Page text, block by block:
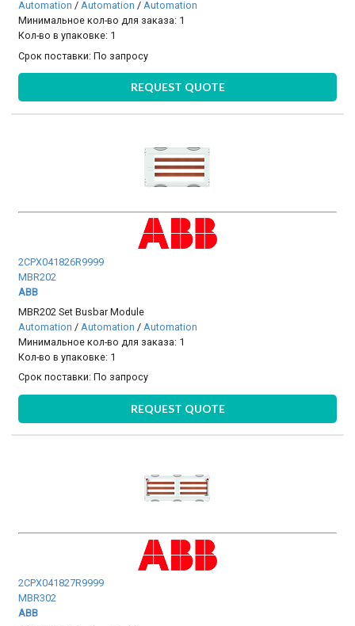
Automation /Automation /Automation
Минимальное кол-во для заказа: 1
Кол-во в упаковке: 1
Срок поставки:По запросу
REQUEST QUOTE
2CPX041826R9999
MBR202
ABB
MBR202 Set Busbar Module
Automation / Automation / Automation
Минимальное кол-во для заказа: 1
Кол-во в упаковке: 1
Срок поставки:По запросу
REQUEST QUOTE
2CPX041827R9999
MBR302
ABB